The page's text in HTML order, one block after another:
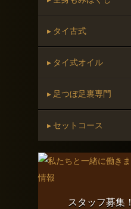
▸ タイ古式
▸ タイ式オイル
▸ 足つぼ足裏専門
▸ セットコース
スタッフ募集！